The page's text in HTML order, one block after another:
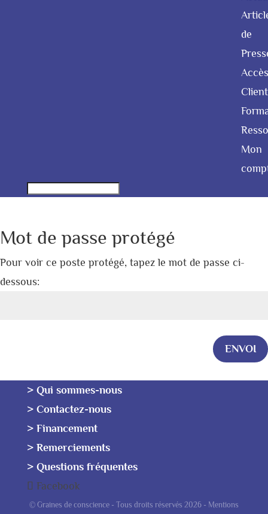
de
Accès
Client
Mon
Mot de passe protégé
Pour voir ce poste protégé, tapez le mot de passe ci-
dessous:
ENVOI
> Qui sommes-nous
> Contactez-nous
> Financement
> Remerciements
> Questions fréquentes
Facebook
© Graines de conscience - Tous droits réservés 2026 - Mentions